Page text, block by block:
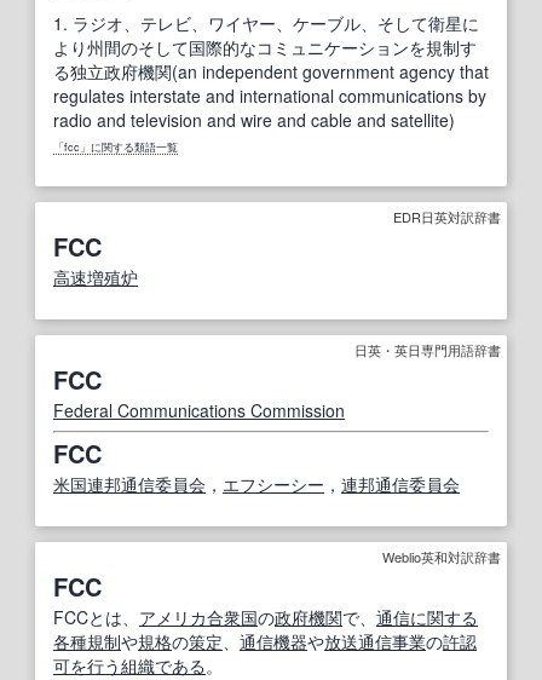
1. ラジオ、テレビ、ワイヤー、ケーブル、そして衛星に
より州間のそして国際的なコミュニケーションを規制す
る独立政府機関(an independent government agency that
regulates interstate and international communications by
radio and television and wire and cable and satellite)
「fcc」に関する類語一覧
EDR日英対訳辞書
FCC
高速増殖炉
日英・英日専門用語辞書
FCC
Federal Communications Commission
FCC
米国連邦通信委員会 ， エフシーシー ， 連邦通信委員会
Weblio英和対訳辞書
FCC
FCCとは、 アメリカ合衆国の政府機関で、 通信に関する
各種規制や規格の策定、 通信機器や放送通信事業の許認
可を行う組織である。